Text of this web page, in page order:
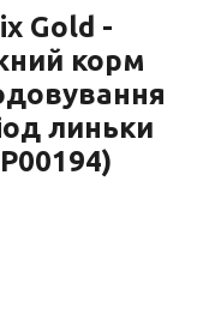
Gold -
корм
линьки